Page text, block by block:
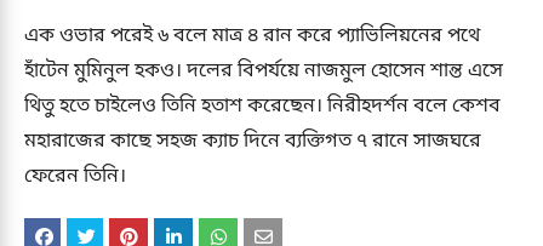
এক ওভার পরেই ৬ বলে মাত্র ৪ রান করে প্যাভিলিয়নের পথে
হাঁটেন মুমিনুল হকও। দলের বিপর্যয়ে নাজমুল হোসেন শান্ত এসে
থিতু হতে চাইলেও তিনি হতাশ করেছেন। নিরীহদর্শন বলে কেশব
মহারাজের কাছে সহজ ক্যাচ দিনে ব্যক্তিগত ৭ রানে সাজঘরে
ফেরেন তিনি।